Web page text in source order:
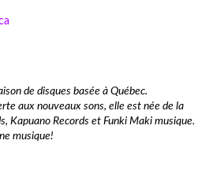
de disques basée à Québec.
aux nouveaux sons, elle est née de la
Kapuano Records et Funki Maki musique.
musique!